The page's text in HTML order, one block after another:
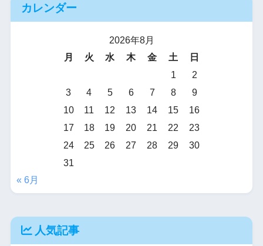
カレンダー
2026年8月
月
火 水 木 金 土
日
1
2
3
4 5 6 7 8
9
10
11 12 13 14 15
16
17
18 19 20 21 22
23
24
25 26 27 28 29
30
31
« 6月
人気記事